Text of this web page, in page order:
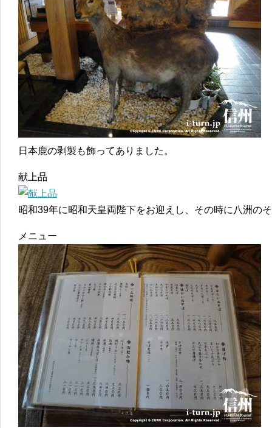
日本鹿の剥製も飾ってありました。
献上品
昭和39年に昭和天皇両陛下をお迎えし、その時に八洲の
メニュー